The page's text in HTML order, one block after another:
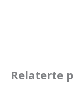
Relaterte